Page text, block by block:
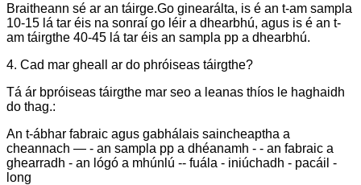
Braitheann sé ar an táirge.Go ginearálta, is é an t-am sampla
10-15 lá tar éis na sonraí go léir a dhearbhú, agus is é an t-
am táirgthe 40-45 lá tar éis an sampla pp a dhearbhú.
4. Cad mar gheall ar do phróiseas táirgthe?
Tá ár bpróiseas táirgthe mar seo a leanas thíos le haghaidh
do thag.:
An t-ábhar fabraic agus gabhálais saincheaptha a
cheannach — - an sampla pp a dhéanamh - - an fabraic a
ghearradh - an lógó a mhúnlú -- fuála - iniúchadh - pacáil -
long